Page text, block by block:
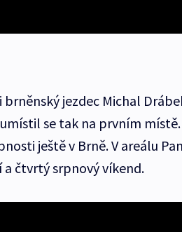
brněnský jezdec Michal
se tak na prvním
ještě v Brně. V areálu
čtvrtý srpnový víkend.